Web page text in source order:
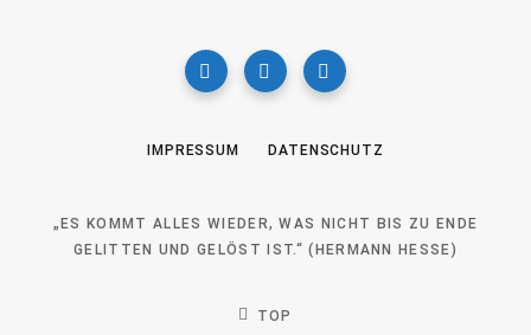
IMPRESSUM DATENSCHUTZ
„ES KOMMT ALLES WIEDER, WAS NICHT BIS ZU ENDE
GELITTEN UND GELÖST IST.“ (HERMANN HESSE)
TOP